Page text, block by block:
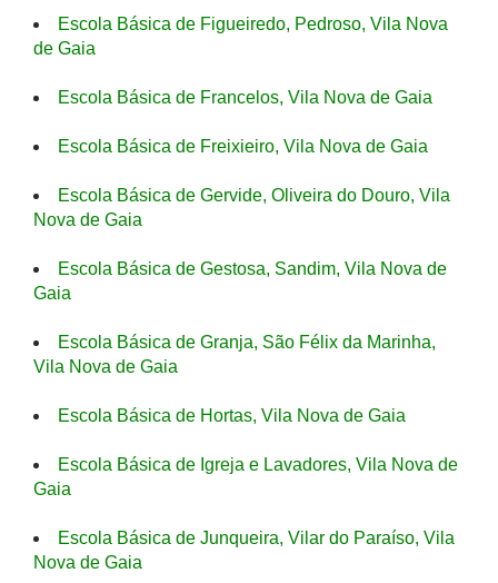
Escola Básica de Figueiredo, Pedroso, Vila Nova
de Gaia
Escola Básica de Francelos, Vila Nova de Gaia
Escola Básica de Freixieiro, Vila Nova de Gaia
Escola Básica de Gervide, Oliveira do Douro, Vila
Nova de Gaia
Escola Básica de Gestosa, Sandim, Vila Nova de
Gaia
Escola Básica de Granja, São Félix da Marinha,
Vila Nova de Gaia
Escola Básica de Hortas, Vila Nova de Gaia
Escola Básica de Igreja e Lavadores, Vila Nova de
Gaia
Escola Básica de Junqueira, Vilar do Paraíso, Vila
Nova de Gaia